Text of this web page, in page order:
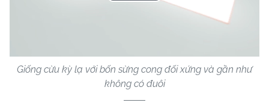
Giống cừu kỳ lạ với bốn sừng cong đối xứng và gần như
không có đuôi